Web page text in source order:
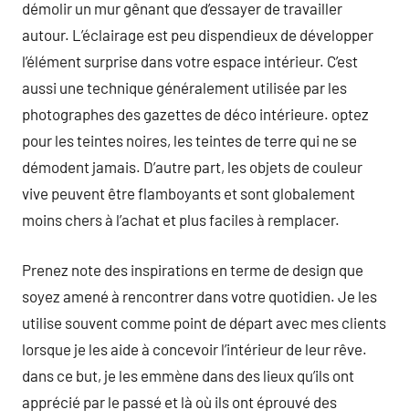
démolir un mur gênant que d’essayer de travailler
autour. L’éclairage est peu dispendieux de développer
l’élément surprise dans votre espace intérieur. C’est
aussi une technique généralement utilisée par les
photographes des gazettes de déco intérieure. optez
pour les teintes noires, les teintes de terre qui ne se
démodent jamais. D’autre part, les objets de couleur
vive peuvent être flamboyants et sont globalement
moins chers à l’achat et plus faciles à remplacer.
Prenez note des inspirations en terme de design que
soyez amené à rencontrer dans votre quotidien. Je les
utilise souvent comme point de départ avec mes clients
lorsque je les aide à concevoir l’intérieur de leur rêve.
dans ce but, je les emmène dans des lieux qu’ils ont
apprécié par le passé et là où ils ont éprouvé des